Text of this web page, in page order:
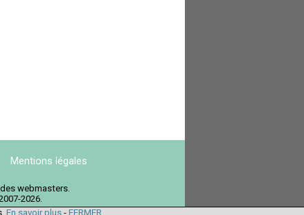
Mentions légales
webmasters.
2026.
En savoir plus- FERMER